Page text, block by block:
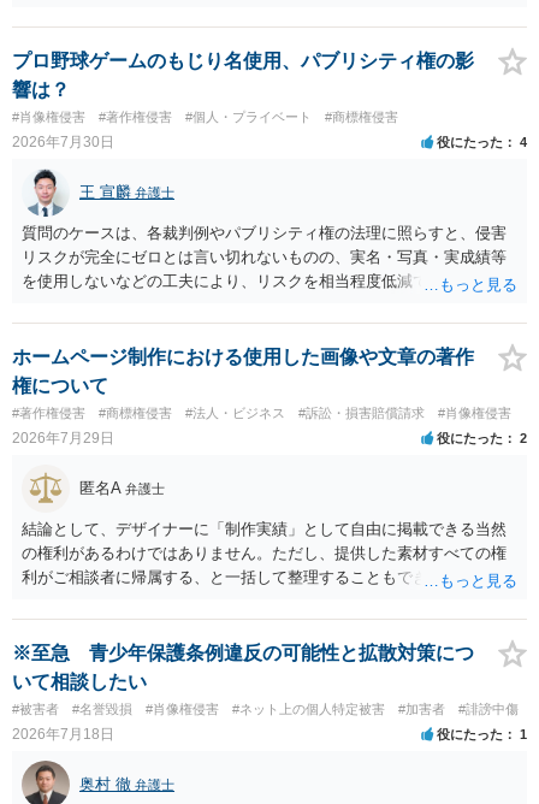
プロ野球ゲームのもじり名使用、パブリシティ権の影
響は？
#肖像権侵害 #著作権侵害 #個人・プライベート #商標権侵害
2026年7月30日 役にたった 4
王 宣麟 弁護士
質問のケースは、各裁判例やパブリシティ権の法理に照らすと、侵害
リスクが完全にゼロとは言い切れないものの、実名・写真・実成績等
を使用しないなどの工夫により、リスクを相当程度低減できる設計に
推測できる」という点は、裁判で争われた場合に「専ら顧客吸引力の
利用を目的とする」と判断される余地を残すため、一定の注意が必要
です。 また、広告収益の有無は、侵害判断に一定の影響を与える可能
性がありますが、決定的要因ではありません。 パブリシティ権侵害の
成否は、主に「専ら顧客吸引力の利用を目的とするか」という点で判
断されます。広告収益があることは「商業的目的」を強く示す要素で
すが、それだけで直ちに侵害となるわけではありません。完全無償・
非営利であれば「表現の自由」「創作物」としての側面が強く評価さ
れる可能性があります。一方、広告収益がある場合は「商業利用」と
しての色彩が強まり、リスクが高まる可能性があります。 公開前に変
更・確認しておく事項については、公開の場でアドバイスするにも限
界があるかと思うので、資料等を持参の上、弁護士に相談されること
も一つかと存じます。
ホームページ制作における使用した画像や文章の著作
権について
#著作権侵害 #商標権侵害 #法人・ビジネス #訴訟・損害賠償請求 #肖像権侵害
2026年7月29日 役にたった 2
匿名A 弁護士
結論として、デザイナーに「制作実績」として自由に掲載できる当然
の権利があるわけではありません。ただし、提供した素材すべての権
利がご相談者に帰属する、と一括して整理することもできません。 ご
身が著作権者です。 他方、ブランド名、文字主体のロゴ、商品情報、
短いキャッチコピー、販売コンセプトなどは、通常、著作物には当た
りません。ただし、ロゴに独自の図形やイラスト等が含まれる場合に
は、その表現部分が著作物となる可能性があります。 また、人物写真
の著作権は撮影者に、肖像に関する権利は被写体本人に帰属します
（著作権法2条・17条）。 ウェブサイト全体に当然に著作権が生じる
わけではありません。デザイナーが独自に制作したイラストやバナー
等は別として、一般的なレイアウトや配色、依頼者から提供された素
※至急 青少年保護条例違反の可能性と拡散対策につ
いて相談したい
#被害者 #名誉毀損 #肖像権侵害 #ネット上の個人特定被害 #加害者 #誹謗中傷
2026年7月18日 役にたった 1
奥村 徹 弁護士